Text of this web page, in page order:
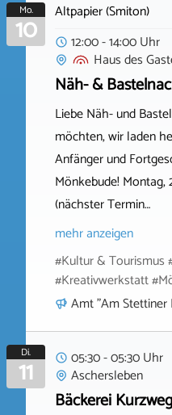
Mo.
10
Altpapier (Smiton)
12:00 - 14:00 Uhr
Haus des
Näh- &
Liebe Näh- und
möchten, wir laden
Anfänger und
Mönkebude! Montag,
(nächster Termin…
mehr anzeigen
#Kultur & Tourismus
#Kreativwerkstatt
Amt "Am
Di.
11
05:30 - 05:30 Uhr
Aschersleben
Bäckerei